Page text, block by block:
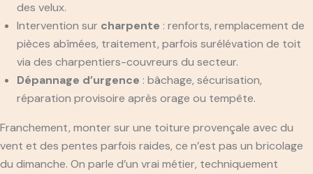
des velux.
Intervention sur charpente : renforts, remplacement de
pièces abîmées, traitement, parfois surélévation de toit
via des charpentiers-couvreurs du secteur.
Dépannage d’urgence : bâchage, sécurisation,
réparation provisoire après orage ou tempête.
Franchement, monter sur une toiture provençale avec du
vent et des pentes parfois raides, ce n’est pas un bricolage
du dimanche. On parle d’un vrai métier, techniquement